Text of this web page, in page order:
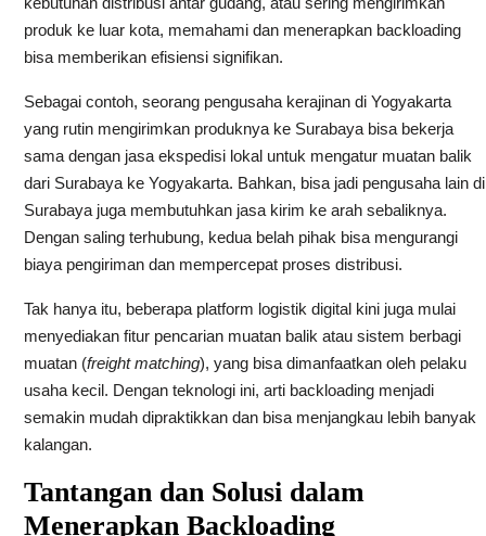
produk ke luar kota, memahami dan menerapkan backloading
bisa memberikan efisiensi signifikan.
Sebagai contoh, seorang pengusaha kerajinan di Yogyakarta
yang rutin mengirimkan produknya ke Surabaya bisa bekerja
sama dengan jasa ekspedisi lokal untuk mengatur muatan balik
dari Surabaya ke Yogyakarta. Bahkan, bisa jadi pengusaha lain di
Surabaya juga membutuhkan jasa kirim ke arah sebaliknya.
Dengan saling terhubung, kedua belah pihak bisa mengurangi
biaya pengiriman dan mempercepat proses distribusi.
Tak hanya itu, beberapa platform logistik digital kini juga mulai
menyediakan fitur pencarian muatan balik atau sistem berbagi
muatan (freight matching), yang bisa dimanfaatkan oleh pelaku
usaha kecil. Dengan teknologi ini, arti backloading menjadi
semakin mudah dipraktikkan dan bisa menjangkau lebih banyak
kalangan.
Tantangan dan Solusi dalam
Menerapkan Backloading